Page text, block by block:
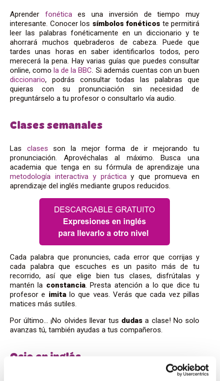
Aprender fonética es una inversión de tiempo muy
interesante. Conocer los símbolos fonéticos te permitirá
leer las palabras fonéticamente en un diccionario y te
ahorrará muchos quebraderos de cabeza. Puede que
tardes unas horas en saber identificarlos todos, pero
merecerá la pena. Hay varias guías que puedes consultar
online, comola de la BBC . Si además cuentas con un buen
diccionario, podrás consultar todas las palabras que
quieras con su pronunciación sin necesidad de
preguntárselo a tu profesor o consultarlo vía audio.
Clases semanales
Las clases son la mejor forma de ir mejorando tu
pronunciación. Aprovéchalas al máximo. Busca una
academia que tenga en su fórmula de aprendizaje una
metodología interactiva y práctica y que promueva en
aprendizaje del inglés mediante grupos reducidos.
Cada palabra que pronuncies, cada error que corrijas y
cada palabra que escuches es un pasito más de tu
recorrido, así que elige bien tus clases, disfrútalas y
mantén la constancia. Presta atención a lo que dice tu
profesor e imitalo que veas. Verás que cada vez pillas
matices más sutiles.
Por último… ¡No olvides llevar tus dudas a clase! No solo
avanzas tú, también ayudas a tus compañeros.
Ocio en inglés